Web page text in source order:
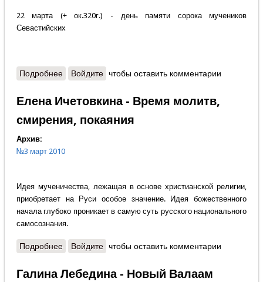
22 марта (+ ок.320г.) - день памяти сорока мучеников
Севастийских
Подробнеео Протоиерей Александр Шаргунов - Ориентир
Войдите чтобы оставить комментарии
Елена Ичетовкина - Время молитв,
смирения, покаяния
Архив:
№3 март 2010
Идея мученичества, лежащая в основе христианской религии,
приобретает на Руси особое значение. Идея божественного
начала глубоко проникает в самую суть русского национального
самосознания.
Подробнеео Елена Ичетовкина - Время молитв, смирения,
Войдите чтобы оставить комментарии
Галина Лебедина - Новый Валаам